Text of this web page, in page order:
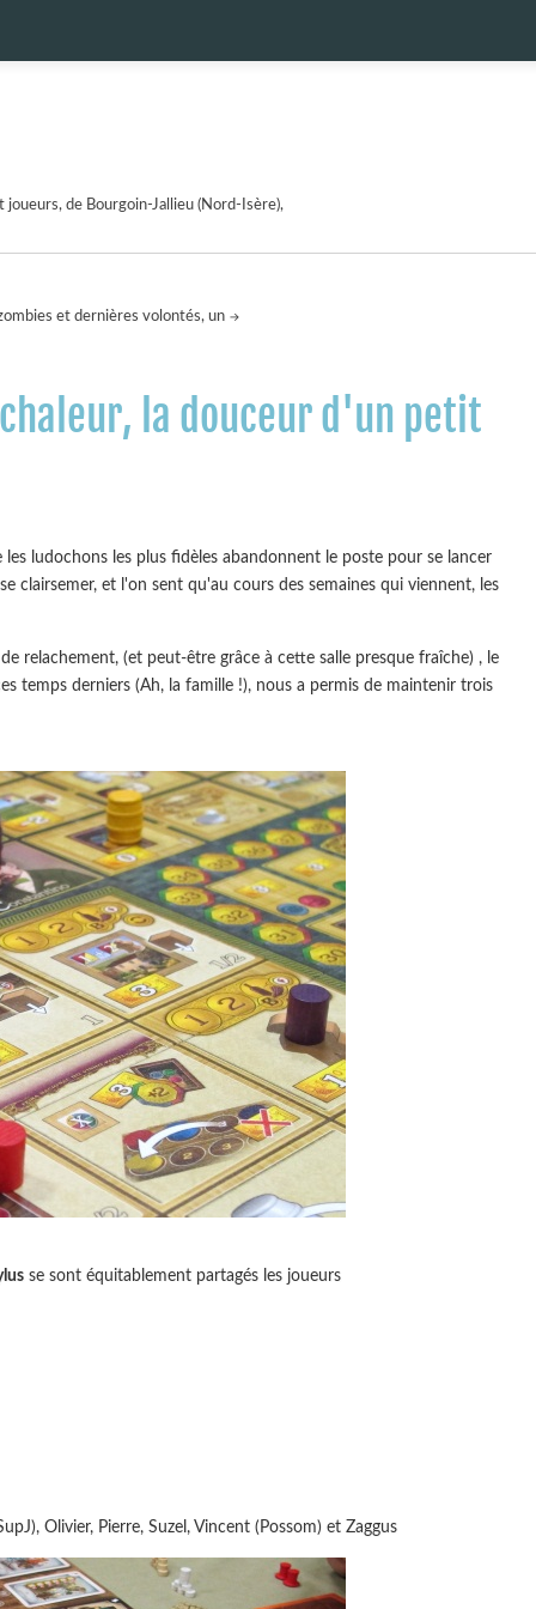
joueurs, de Bourgoin-Jallieu (Nord-Isère),
et dernières volontés, un
la douceur d'un petit
ludochons les plus fidèles abandonnent le poste pour se lancer
clairsemer, et l'on sent qu'au cours des semaines qui viennent, les
relachement, (et peut-être grâce à cette salle presque fraîche) , le
temps derniers (Ah, la famille !), nous a permis de maintenir trois
se sont équitablement partagés les joueurs
Olivier, Pierre, Suzel, Vincent (Possom) et Zaggus